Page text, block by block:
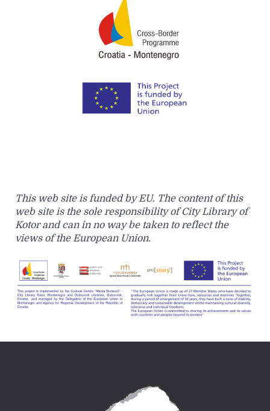
This web site is funded by EU. The content of this
web site is the sole responsibility of City Library of
Kotor and can in no way be taken to reflect the
views of the European Union.